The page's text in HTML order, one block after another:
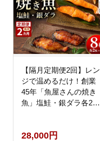
【隔月定期便2回】レン
ジで温めるだけ！創業
45年「魚屋さんの焼き
魚」塩鮭・銀ダラ各2枚
ン ふるさと納税】
28,000円